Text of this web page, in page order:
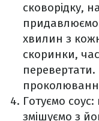
сковорідку,
хвилин з
скоринки,
Готуємо
змішуємо з